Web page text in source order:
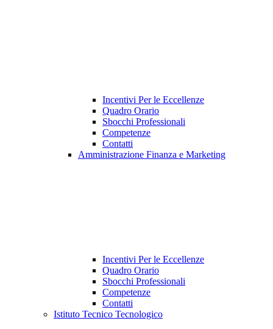
Incentivi Per le Eccellenze
Quadro Orario
Sbocchi Professionali
Competenze
Contatti
Amministrazione Finanza e Marketing
Incentivi Per le Eccellenze
Quadro Orario
Sbocchi Professionali
Competenze
Contatti
Istituto Tecnico Tecnologico